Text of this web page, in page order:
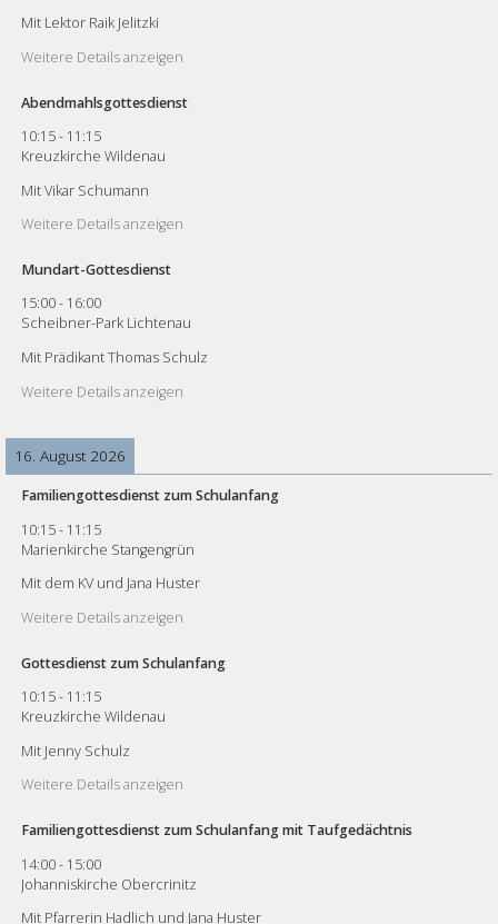
Mit Lektor Raik Jelitzki
Weitere Details anzeigen
Abendmahlsgottesdienst
10:15- 11:15
Kreuzkirche Wildenau
Mit Vikar Schumann
Weitere Details anzeigen
Mundart-Gottesdienst
15:00- 16:00
Scheibner-Park Lichtenau
Mit Prädikant Thomas Schulz
Weitere Details anzeigen
16. August 2026
Familiengottesdienst zum Schulanfang
10:15- 11:15
Marienkirche Stangengrün
Mit dem KV und Jana Huster
Weitere Details anzeigen
Gottesdienst zum Schulanfang
10:15- 11:15
Kreuzkirche Wildenau
Mit Jenny Schulz
Weitere Details anzeigen
Familiengottesdienst zum Schulanfang mit Taufgedächtnis
14:00- 15:00
Johanniskirche Obercrinitz
Mit Pfarrerin Hadlich und Jana Huster